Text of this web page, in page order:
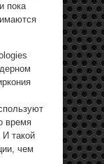
пока
время
такой
чем